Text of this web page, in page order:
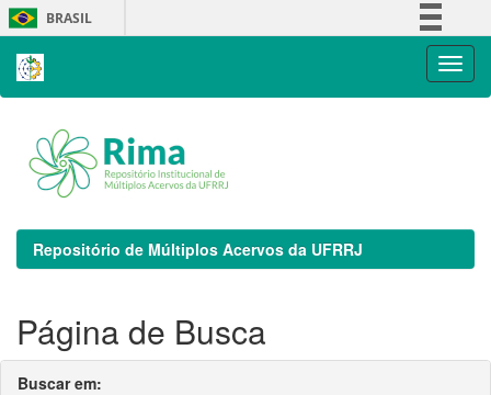
Skip
navigation
BRASIL
Repositório de Múltiplos Acervos da UFRRJ
Página de Busca
Buscar em: